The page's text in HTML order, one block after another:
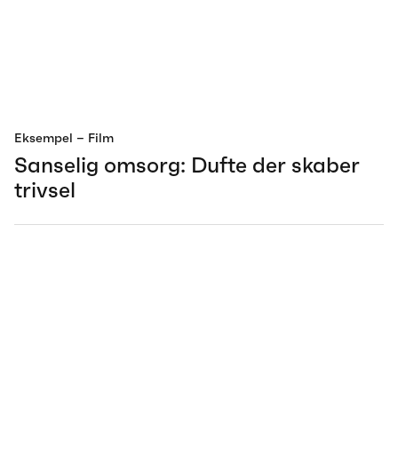
Eksempel – Film
Sanselig omsorg: Dufte der skaber
trivsel